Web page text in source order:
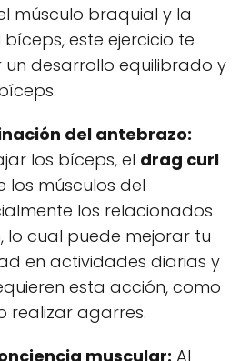
músculo braquial y la
este ejercicio te
desarrollo equilibrado y
del antebrazo:
los bíceps, el drag curl
músculos del
los relacionados
lo cual puede mejorar tu
en actividades diarias y
esta acción, como
realizar agarres.
muscular: Al